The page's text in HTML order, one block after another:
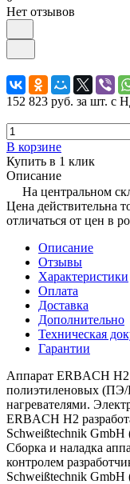
Нет отзывов
152 823 руб. за шт. с
В корзине
Купить в 1 клик
Описание
На центральном
Цена действительна
отличаться от цен в
Описание
Отзывы
Характеристики
Оплата
Доставка
Дополнительно
Техническая
Гарантии
Аппарат ERBACH H2
полиэтиленовых
нагревателями.
ERBACH H2
Schweißtechnik GmbH
Сборка и наладка
контролем
Schweißtechnik GmbH